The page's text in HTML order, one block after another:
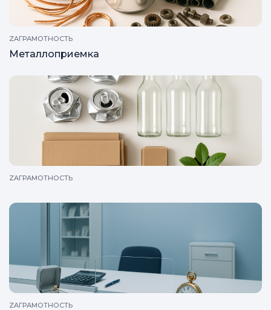
ZAГРАМОТНОСТЬ
Металлоприемка
ZAГРАМОТНОСТЬ
ZAГРАМОТНОСТЬ